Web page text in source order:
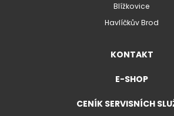
Blížkovice
Havlíčkův Brod
KONTAKT
E-SHOP
CENÍK SERVISNÍCH